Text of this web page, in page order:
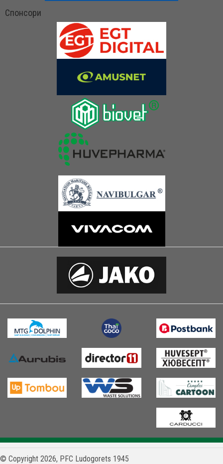
Спонсори
© Copyright 2026, PFC Ludogorets 1945